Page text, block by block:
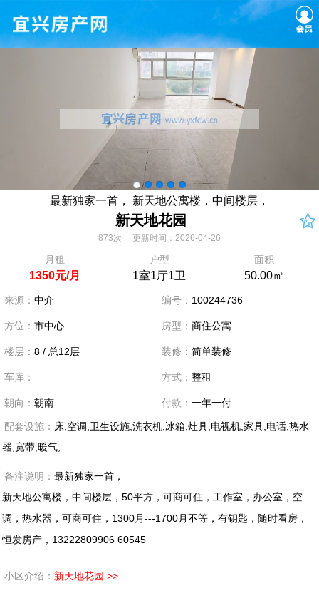
最新独家一首， 新天地公寓楼，中间楼层，
新天地花园
873次 更新时间：2026-04-26
月租
1350元/月
户型
1室1厅1卫
面积
50.00㎡
来源： 中介 编号： 100244736
方位： 市中心 房型： 商住公寓
楼层： 8 / 总12层 装修： 简单装修
车库： 方式： 整租
朝向： 朝南 付款： 一年一付
配套设施： 床,空调,卫生设施,洗衣机,冰箱,灶具,电视机,家具,电话,热水
器,宽带,暖气,
备注说明： 最新独家一首，
新天地公寓楼，中间楼层，50平方，可商可住，工作室，办公室，空
调，热水器，可商可住，1300月---1700月不等，有钥匙，随时看房，
恒发房产，13222809906 60545
小区介绍： 新天地花园 >>